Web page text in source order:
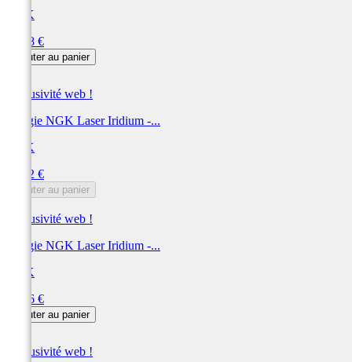
NGK
63,48 €
Ajouter au panier
Exclusivité web !
Bougie NGK Laser Iridium -...
NGK
61,32 €
Ajouter au panier
Exclusivité web !
Bougie NGK Laser Iridium -...
NGK
60,36 €
Ajouter au panier
Exclusivité web !